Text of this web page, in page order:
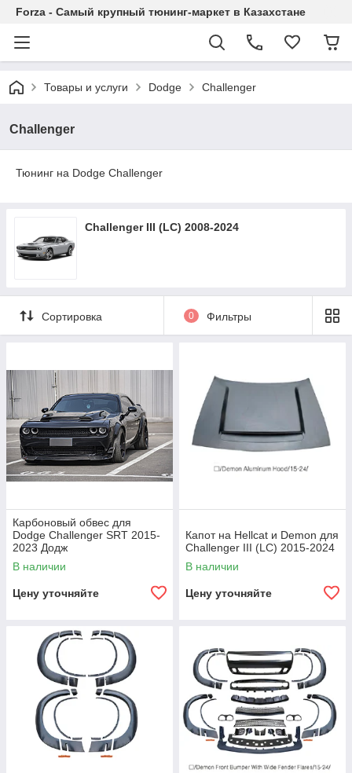
Forza - Самый крупный тюнинг-маркет в Казахстане
Товары и услуги Dodge Challenger
Challenger
Тюнинг на Dodge Challenger
Challenger III (LC) 2008-2024
Сортировка 0 Фильтры
Карбоновый обвес для
Dodge Challenger SRT 2015-
2023 Додж
В наличии
Цену уточняйте
Капот на Hellcat и Demon для
Challenger III (LC) 2015-2024
В наличии
Цену уточняйте